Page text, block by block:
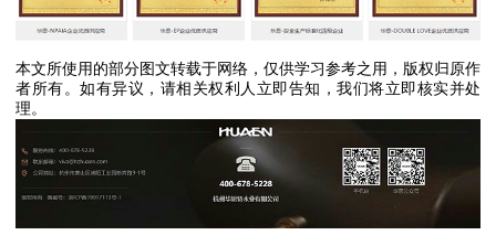
本文所使用的部分图文转载于网络，仅供学习参考之用，版权归原作
者所有。如有异议，请相关权利人立即告知，我们将立即核实并处
理。